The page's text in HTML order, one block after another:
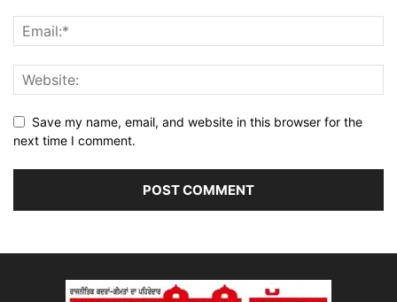
Save my name, email, and website in this browser for the
next time I comment.